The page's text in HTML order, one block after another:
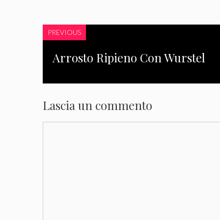
PREVIOUS
Arrosto Ripieno Con Wurstel
Lascia un commento